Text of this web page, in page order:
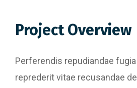
Project Overview
Perferendis repudiandae
reprederit vitae recusandae